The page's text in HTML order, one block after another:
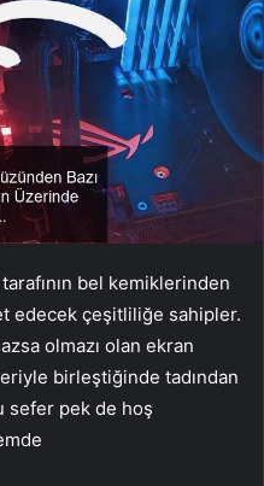
bel kemiklerinden
edecek çeşitliliğe sahipler.
olmazı olan ekran
birleştiğinde tadından
sefer pek de hoş